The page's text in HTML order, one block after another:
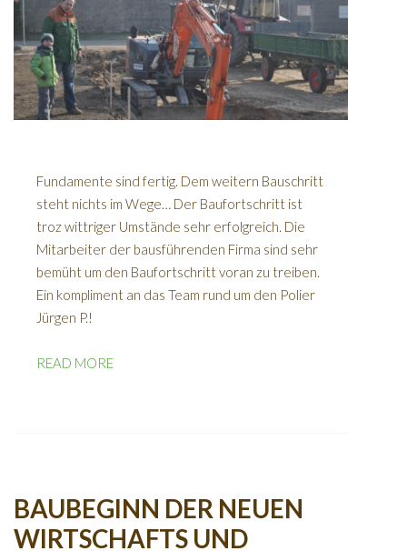
Fundamente sind fertig. Dem weitern Bauschritt
steht nichts im Wege… Der Baufortschritt ist
troz wittriger Umstände sehr erfolgreich. Die
Mitarbeiter der bausführenden Firma sind sehr
bemüht um den Baufortschritt voran zu treiben.
Ein kompliment an das Team rund um den Polier
Jürgen P.!
READ MORE
BAUBEGINN DER NEUEN
WIRTSCHAFTS UND